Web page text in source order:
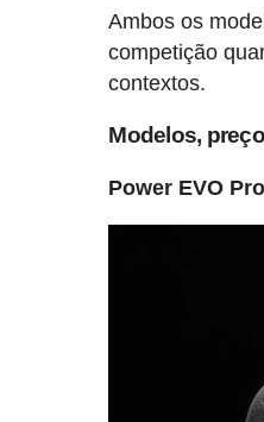
Ambos os
competição
contextos.
Modelos,
Power EVO